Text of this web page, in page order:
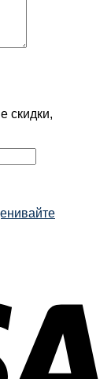
скидки,